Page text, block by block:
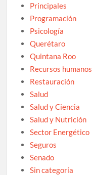
Principales
Programación
Psicología
Querétaro
Quintana Roo
Recursos humanos
Restauración
Salud
Salud y Ciencia
Salud y Nutrición
Sector Energético
Seguros
Senado
Sin categoría